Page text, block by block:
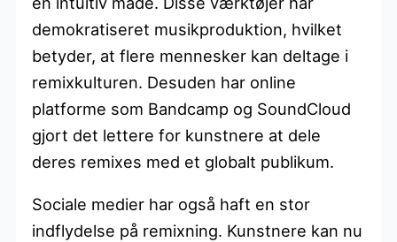
demokratiseret musikproduktion, hvilket
betyder, at flere mennesker kan deltage i
remixkulturen. Desuden har online
platforme som Bandcamp og SoundCloud
gjort det lettere for kunstnere at dele
deres remixes med et globalt publikum.
Sociale medier har også haft en stor
indflydelse på remixning. Kunstnere kan nu